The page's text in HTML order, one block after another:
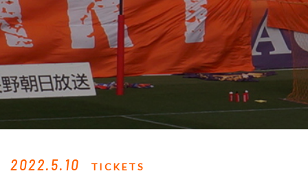
2022.5.10 TICKETS